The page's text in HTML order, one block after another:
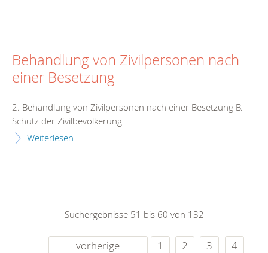
Behandlung von Zivilpersonen nach
einer Besetzung
2. Behandlung von Zivilpersonen nach einer Besetzung B.
Schutz der Zivilbevölkerung
Weiterlesen
Suchergebnisse 51 bis 60 von 132
vorherige 1 2 3
4